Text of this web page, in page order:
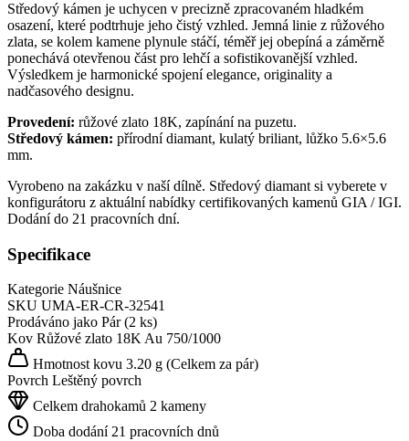
Středový kámen je uchycen v precizně zpracovaném hladkém
osazení, které podtrhuje jeho čistý vzhled. Jemná linie z růžového
zlata, se kolem kamene plynule stáčí, téměř jej obepíná a záměrně
ponechává otevřenou část pro lehčí a sofistikovanější vzhled.
Výsledkem je harmonické spojení elegance, originality a
nadčasového designu.
Provedení: růžové zlato 18K, zapínání na puzetu.
Středový kámen: přírodní diamant, kulatý briliant, lůžko 5.6×5.6
mm.
Vyrobeno na zakázku v naší dílně. Středový diamant si vyberete v
konfigurátoru z aktuální nabídky certifikovaných kamenů GIA / IGI.
Dodání do 21 pracovních dní.
Specifikace
Kategorie Náušnice
SKU UMA-ER-CR-32541
Prodáváno jako Pár (2 ks)
Kov Růžové zlato 18KAu 750/1000
Hmotnost kovu 3.20 g (Celkem za pár)
Povrch Leštěný povrch
Celkem drahokamů 2 kameny
Doba dodání 21 pracovních dnů